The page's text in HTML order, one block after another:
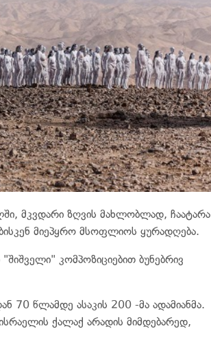
მკვდარი ზღვის მახლობლად, ჩაატარა
მიეპყრო მსოფლიოს ყურადღება.
კომპოზიციებით ბუნებრივ
წლამდე ასაკის 200 -მა ადამიანმა.
ქალაქ არადის მიმდებარედ,